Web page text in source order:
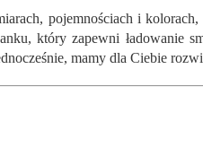
pojemnościach i
który zapewni ładowanie
mamy dla Ciebie